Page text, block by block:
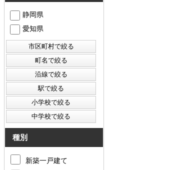
静岡県
愛知県
種別
新築一戸建て